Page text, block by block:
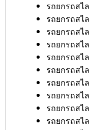
รถยกรถสไ
รถยกรถสไ
รถยกรถสไ
รถยกรถสไ
รถยกรถสไ
รถยกรถสไ
รถยกรถสไ
รถยกรถสไ
รถยกรถสไ
รถยกรถสไ